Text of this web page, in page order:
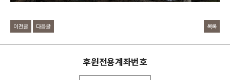
이전글 다음글 목록
후원전용계좌번호